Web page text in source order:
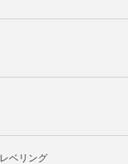
レベリング